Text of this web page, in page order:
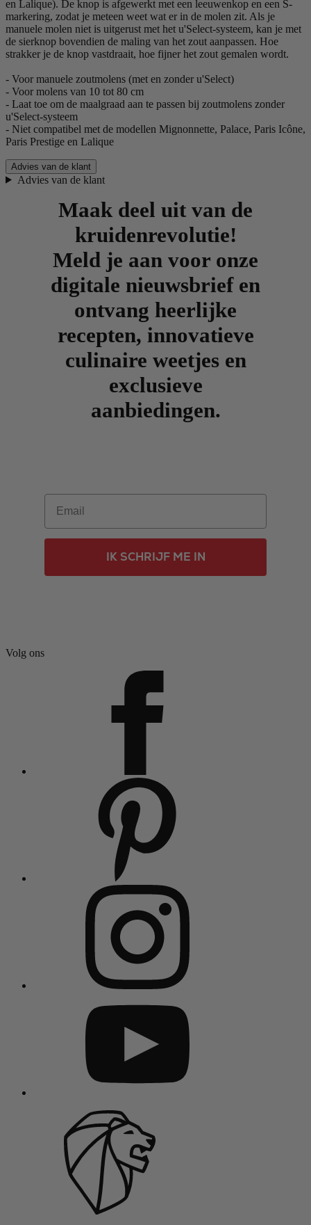
en Lalique). De knop is afgewerkt met een leeuwenkop en een S-
markering, zodat je meteen weet wat er in de molen zit. Als je
manuele molen niet is uitgerust met het u'Select-systeem, kan je met
de sierknop bovendien de maling van het zout aanpassen. Hoe
strakker je de knop vastdraait, hoe fijner het zout gemalen wordt.
- Voor manuele zoutmolens (met en zonder u'Select)
- Voor molens van 10 tot 80 cm
- Laat toe om de maalgraad aan te passen bij zoutmolens zonder
u'Select-systeem
- Niet compatibel met de modellen Mignonnette, Palace, Paris Icône,
Paris Prestige en Lalique
Advies van de klant
Advies van de klant
Maak deel uit van de
kruidenrevolutie!
Meld je aan voor onze
digitale nieuwsbrief en
ontvang heerlijke
recepten, innovatieve
culinaire weetjes en
exclusieve
aanbiedingen.
Email
IK SCHRIJF ME IN
Volg ons